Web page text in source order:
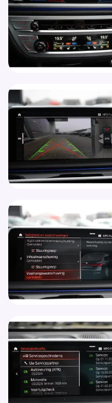
Houtafwerking
Integral Active
Keyless entry
Keyless start
Koplampen adaptief
Kruisend verkeer
LED achterlichten
LED
Lederen
Lederen stuurwiel
Lendesteunen
Luchtvering
Massagefunctie
Multimedia-
Niveauregeling
Pack Lounge
Parkeer assistent
Parkeersensor
Parkeersensor voor
Regensensor
Rijstrooksensor